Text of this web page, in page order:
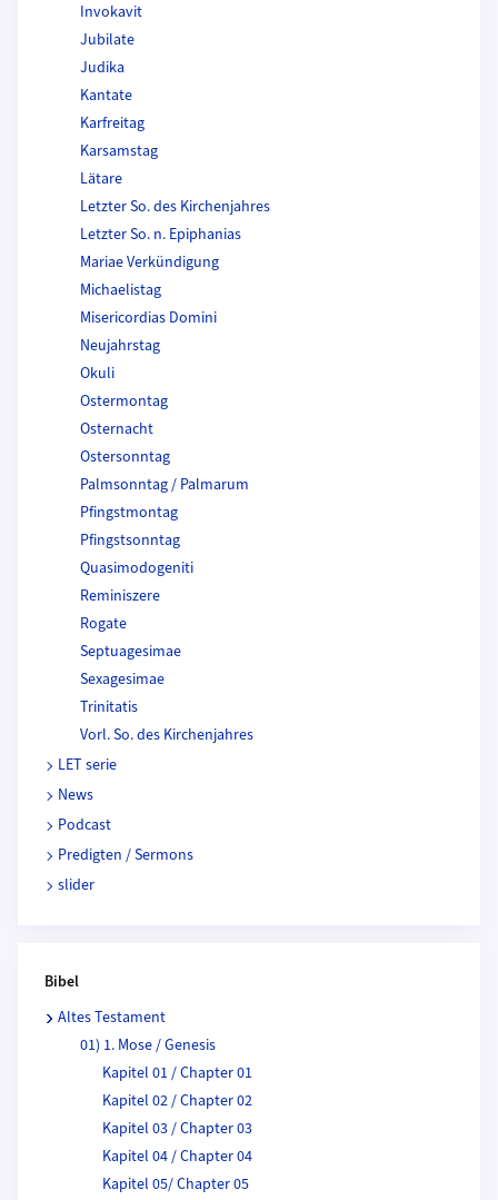
Invokavit
Jubilate
Judika
Kantate
Karfreitag
Karsamstag
Lätare
Letzter So. des Kirchenjahres
Letzter So. n. Epiphanias
Mariae Verkündigung
Michaelistag
Misericordias Domini
Neujahrstag
Okuli
Ostermontag
Osternacht
Ostersonntag
Palmsonntag / Palmarum
Pfingstmontag
Pfingstsonntag
Quasimodogeniti
Reminiszere
Rogate
Septuagesimae
Sexagesimae
Trinitatis
Vorl. So. des Kirchenjahres
LET serie
News
Podcast
Predigten / Sermons
slider
Bibel
Altes Testament
01) 1. Mose / Genesis
Kapitel 01 / Chapter 01
Kapitel 02 / Chapter 02
Kapitel 03 / Chapter 03
Kapitel 04 / Chapter 04
Kapitel 05/ Chapter 05